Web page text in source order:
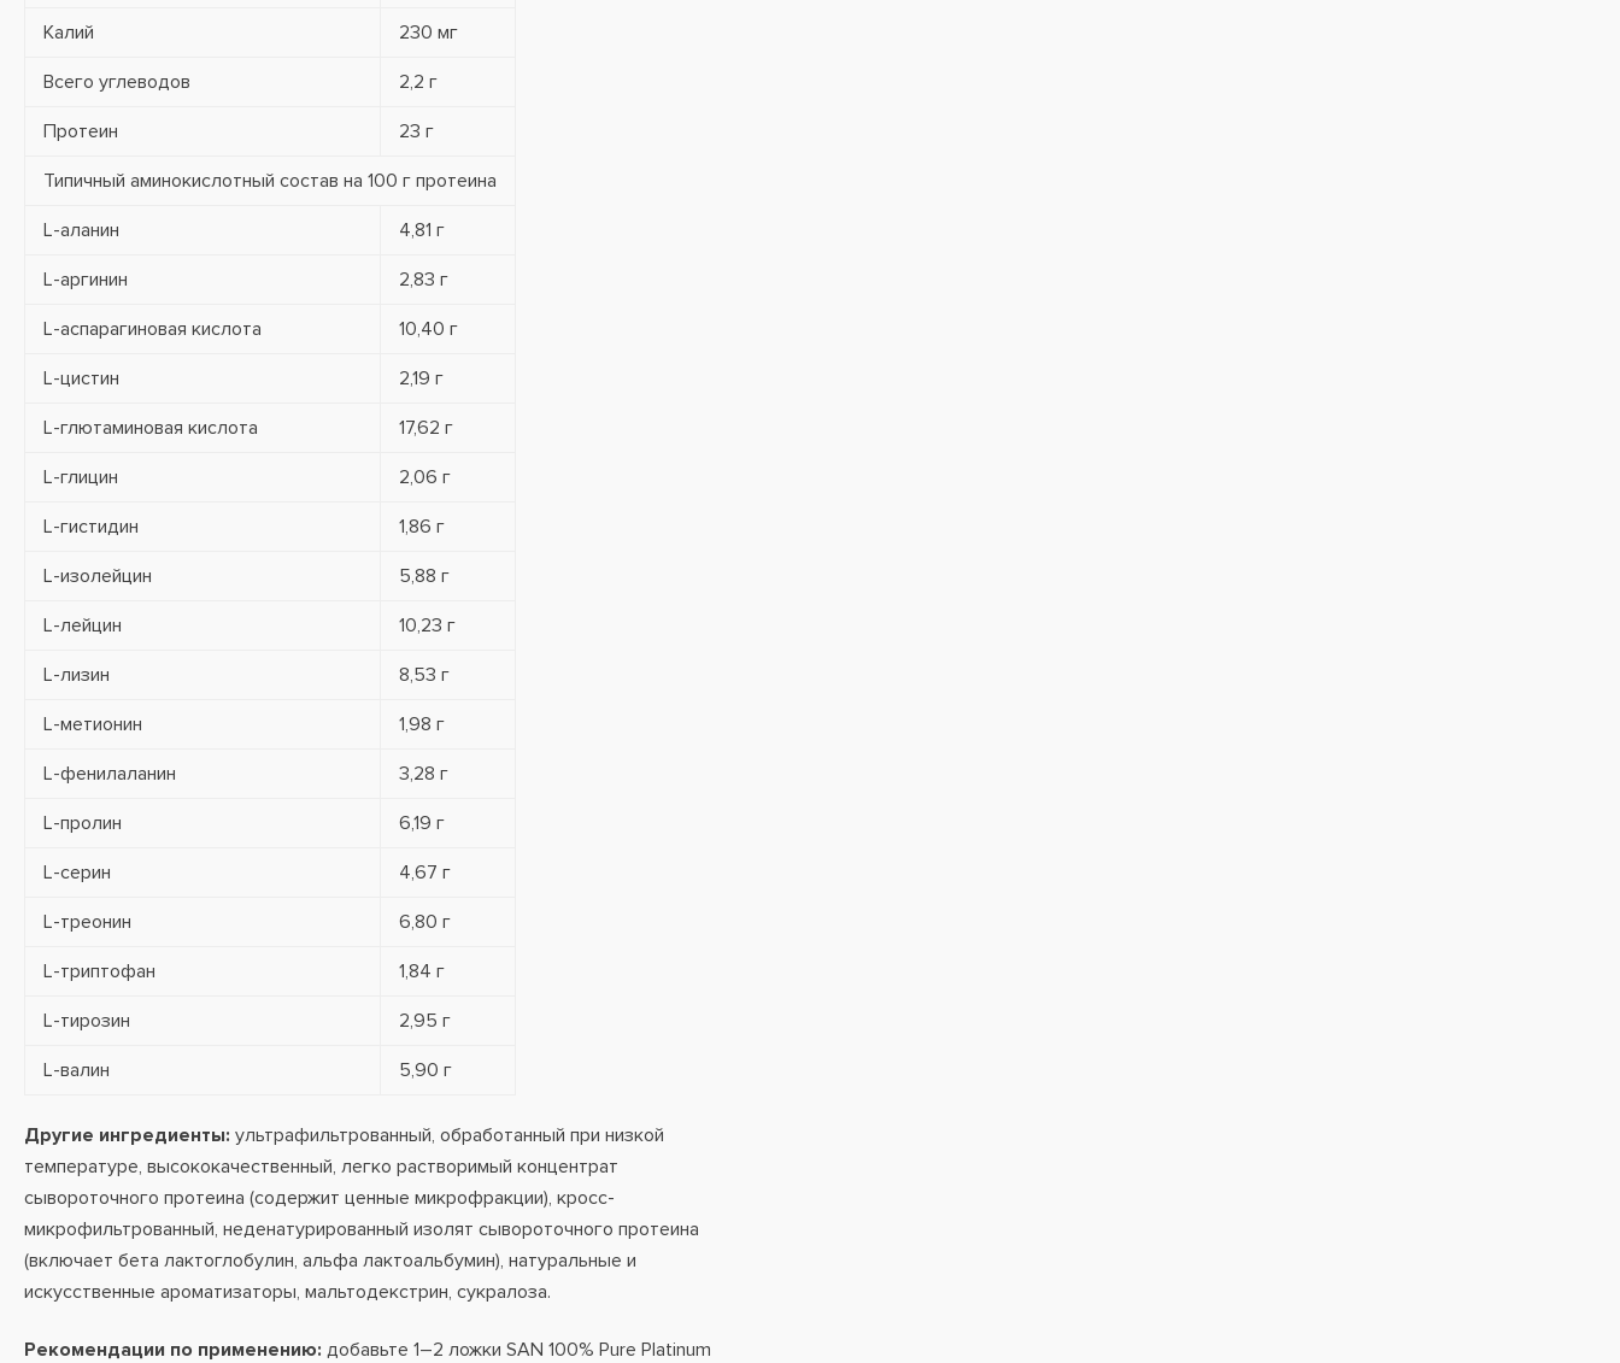
Калий 230 мг
Всего углеводов 2,2 г
Протеин 23 г
Типичный аминокислотный состав на 100 г протеина
L-аланин 4,81 г
L-аргинин 2,83 г
L-аспарагиновая кислота 10,40 г
L-цистин 2,19 г
L-глютаминовая кислота 17,62 г
L-глицин 2,06 г
L-гистидин 1,86 г
L-изолейцин 5,88 г
L-лейцин 10,23 г
L-лизин 8,53 г
L-метионин 1,98 г
L-фенилаланин 3,28 г
L-пролин 6,19 г
L-серин 4,67 г
L-треонин 6,80 г
L-триптофан 1,84 г
L-тирозин 2,95 г
L-валин 5,90 г
Другие ингредиенты: ультрафильтрованный, обработанный при низкой
температуре, высококачественный, легко растворимый концентрат
сывороточного протеина (содержит ценные микрофракции), кросс-
микрофильтрованный, неденатурированный изолят сывороточного протеина
(включает бета лактоглобулин, альфа лактоальбумин), натуральные и
искусственные ароматизаторы, мальтодекстрин, сукралоза.
Рекомендации по применению: добавьте 1–2 ложки SAN 100% Pure Platinum